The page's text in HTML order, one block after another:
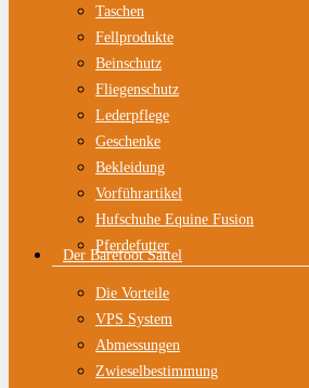
Taschen
Fellprodukte
Beinschutz
Fliegenschutz
Lederpflege
Geschenke
Bekleidung
Vorführartikel
Hufschuhe Equine Fusion
Pferdefutter
Der Barefoot Sattel
Die Vorteile
VPS System
Abmessungen
Zwieselbestimmung